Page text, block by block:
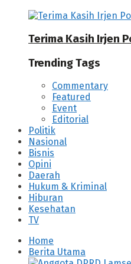
Terima Kasih Irjen
Trending Tags
Commentary
Featured
Event
Editorial
Politik
Nasional
Bisnis
Opini
Daerah
Hukum & Kriminal
Hiburan
Kesehatan
TV
Home
Berita Utama